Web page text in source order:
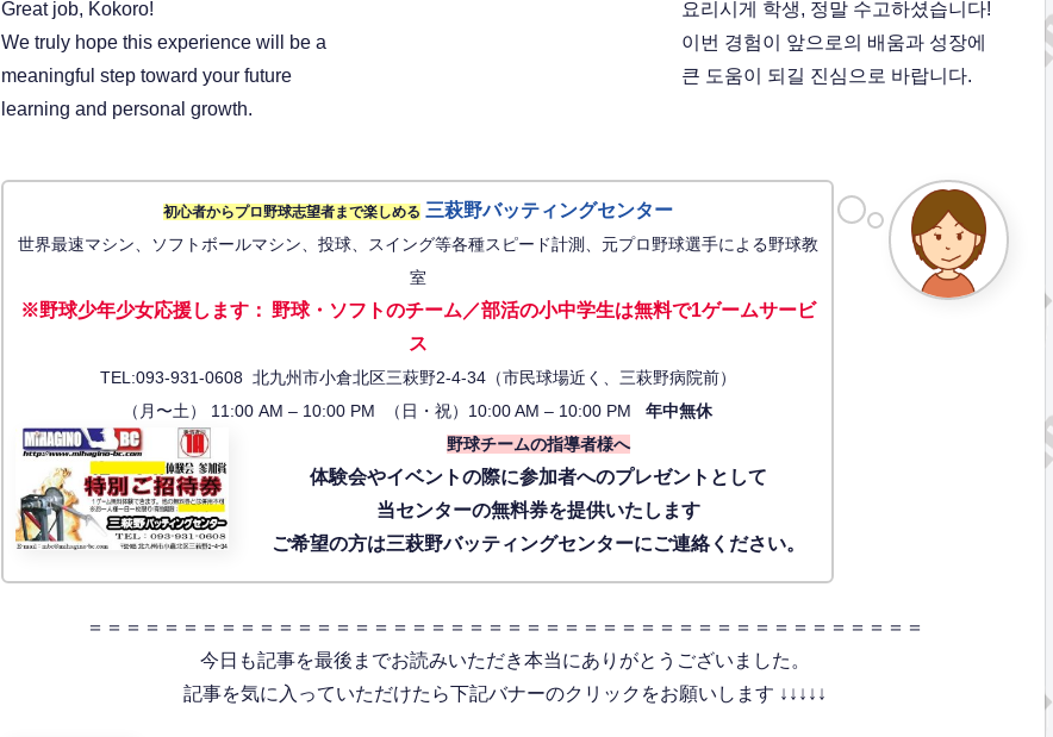
Great job, Kokoro!
We truly hope this experience will be a
meaningful step toward your future
learning and personal growth.
요리시게 학생, 정말 수고하셨습니다!
이번 경험이 앞으로의 배움과 성장에
큰 도움이 되길 진심으로 바랍니다.
初心者からプロ野球志望者まで楽しめる 三萩野バッティングセンター
世界最速マシン、ソフトボールマシン、投球、スイング等各種スピード計測、元プロ野球選手による野球教
室
※野球少年少女応援します： 野球・ソフトのチーム／部活の小中学生は無料で1ゲームサービ
ス
TEL:093-931-0608 北九州市小倉北区三萩野2-4-34（市民球場近く、三萩野病院前）
（月〜土） 11:00 AM – 10:00 PM （日・祝）10:00 AM – 10:00 PM年中無休
野球チームの指導者様へ
体験会やイベントの際に参加者へのプレゼントとして
当センターの無料券を提供いたします
ご希望の方は三萩野バッティングセンターにご連絡ください。
＝＝＝＝＝＝＝＝＝＝＝＝＝＝＝＝＝＝＝＝＝＝＝＝＝＝＝＝＝＝＝＝＝＝＝＝＝＝＝＝＝＝＝＝
今日も記事を最後までお読みいただき本当にありがとうございました。
記事を気に入っていただけたら下記バナーのクリックをお願いします ↓↓↓↓↓